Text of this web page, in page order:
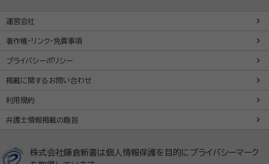
運営会社
著作権・リンク・免責事項
プライバシーポリシー
掲載に関するお問い合わせ
利用規約
弁護士情報掲載の趣旨
株式会社鎌倉新書は個人情報保護を目的にプライバシーマーク